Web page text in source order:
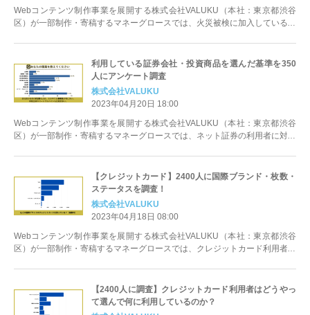
Webコンテンツ制作事業を展開する株式会社VALUKU（本社：東京都渋谷
区）が一部制作・寄稿するマネーグロースでは、火災被検に加入している方
利用している証券会社・投資商品を選んだ基準を350
人にアンケート調査
株式会社VALUKU
2023年04月20日 18:00
Webコンテンツ制作事業を展開する株式会社VALUKU（本社：東京都渋谷
区）が一部制作・寄稿するマネーグロースでは、ネット証券の利用者に対し
【クレジットカード】2400人に国際ブランド・枚数・
ステータスを調査！
株式会社VALUKU
2023年04月18日 08:00
Webコンテンツ制作事業を展開する株式会社VALUKU（本社：東京都渋谷
区）が一部制作・寄稿するマネーグロースでは、クレジットカード利用者に
【2400人に調査】クレジットカード利用者はどうやっ
て選んで何に利用しているのか？